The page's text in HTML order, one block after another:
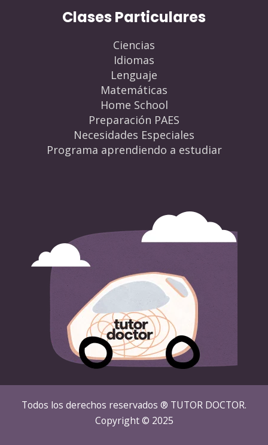
Clases Particulares
Ciencias
Idiomas
Lenguaje
Matemáticas
Home School
Preparación PAES
Necesidades Especiales
Programa aprendiendo a estudiar
Todos los derechos reservados ® TUTOR DOCTOR.
Copyright © 2025